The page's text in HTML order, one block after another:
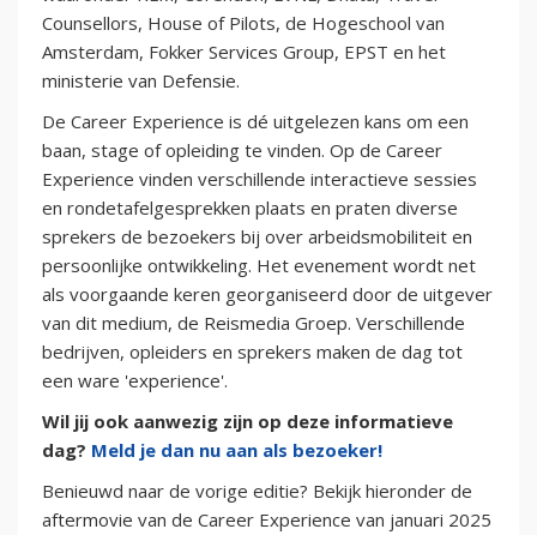
Counsellors, House of Pilots, de Hogeschool van
Amsterdam, Fokker Services Group, EPST en het
ministerie van Defensie.
De Career Experience is dé uitgelezen kans om een
baan, stage of opleiding te vinden. Op de Career
Experience vinden verschillende interactieve sessies
en rondetafelgesprekken plaats en praten diverse
sprekers de bezoekers bij over arbeidsmobiliteit en
persoonlijke ontwikkeling. Het evenement wordt net
als voorgaande keren georganiseerd door de uitgever
van dit medium, de Reismedia Groep. Verschillende
bedrijven, opleiders en sprekers maken de dag tot
een ware 'experience'.
Wil jij ook aanwezig zijn op deze informatieve
dag? Meld je dan nu aan als bezoeker!
Benieuwd naar de vorige editie? Bekijk hieronder de
aftermovie van de Career Experience van januari 2025